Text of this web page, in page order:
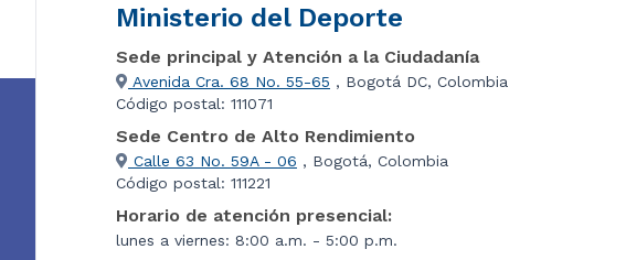
Ministerio del Deporte
Sede principal y Atención a la Ciudadanía
Avenida Cra. 68 No. 55-65 , Bogotá DC, Colombia
Código postal: 111071
Sede Centro de Alto Rendimiento
Calle 63 No. 59A - 06 , Bogotá, Colombia
Código postal: 111221
Horario de atención presencial:
lunes a viernes: 8:00 a.m. - 5:00 p.m.